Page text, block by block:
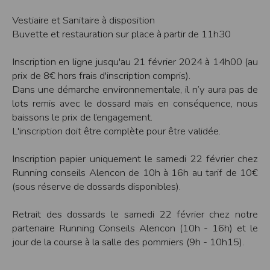
Vestiaire et Sanitaire à disposition
Buvette et restauration sur place à partir de 11h30
Inscription en ligne jusqu'au 21 février 2024 à 14h00 (au
prix de 8€ hors frais d'inscription compris).
Dans une démarche environnementale, il n’y aura pas de
lots remis avec le dossard mais en conséquence, nous
baissons le prix de l’engagement.
L'inscription doit être complète pour être validée.
Inscription papier uniquement le samedi 22 février chez
Running conseils Alencon de 10h à 16h au tarif de 10€
(sous réserve de dossards disponibles).
Retrait des dossards le samedi 22 février chez notre
partenaire Running Conseils Alencon (10h - 16h) et le
jour de la course à la salle des pommiers (9h - 10h15).
Les données sont hébergées par l'hébergeur suivant
:https://www.ovh.com/fr/protection-donnees-personnelles/gdpr.xml
réseau. Par ailleurs, les mots de passe ne sont pas stockés en clair dans notre
base de données mais sont cryptés en utilisant les dernières technologies de
sécurisation des mots de passe. Enfin, les communications entre nos différents
serveurs se font sur un réseau privé qui n’est pas accessible depuis l’extérieur.
Paramétrer votre navigateur internet
Vous pouvez à tout moment choisir de désactiver les cookies sur votre ordinateur.
Notez cependant que votre expérience sur notre site peut en être affectée comme
perte de vos préférences sur certaines pages.
Afin de gérer les cookies au plus près de vos attentes nous vous invitons à
paramétrer votre navigateur en tenant compte de la finalité des cookies.
Dans Internet Explorer, cliquez sur le boutonOutils, puis surOptions Internet.
Cliquez sur le boutonAfficher les fichiers